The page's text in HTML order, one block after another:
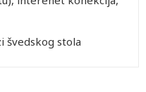
švedskog stola